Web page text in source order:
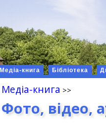
Медіа-книга Бібліотека
Медіа-книга
Фото, відео,